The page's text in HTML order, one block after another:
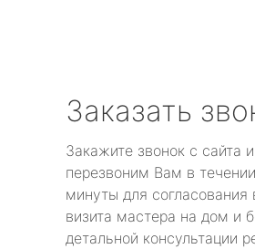
Заказать
Закажите звонок с сайта
перезвоним Вам в
минуты для согласования
визита мастера на дом и
детальной консультации